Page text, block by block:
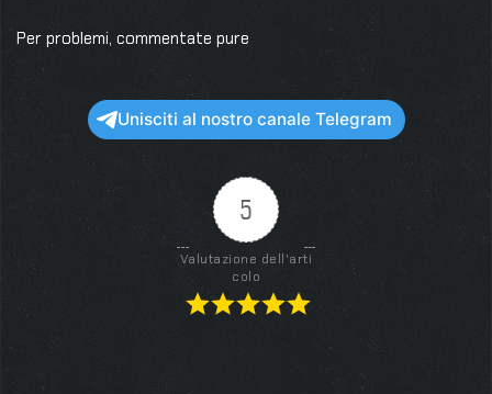
Per problemi, commentate pure
Unisciti al nostro canale Telegram
5
Valutazione dell'arti
colo